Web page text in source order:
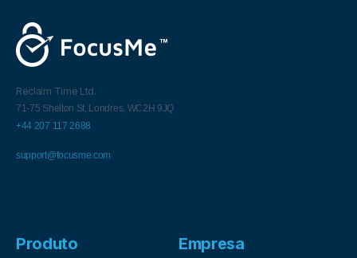
Reclaim Time Ltd.
71-75 Shelton St, Londres, WC2H 9JQ
+44 207 117 2688
support@focusme.com
Produto Empresa